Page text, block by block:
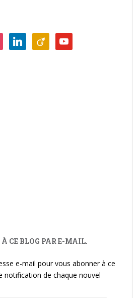
linkedinviadeo youtube
CE BLOG PAR E-MAIL.
e-mail pour vous abonner à ce
notification de chaque nouvel